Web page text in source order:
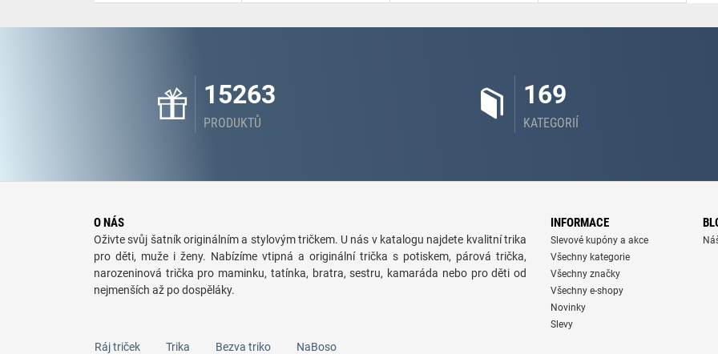
15263
PRODUKTŮ
169
KATEGORIÍ
O NÁS
Oživte svůj šatník originálním a stylovým tričkem. U nás v katalogu najdete kvalitní trika
pro děti, muže i ženy. Nabízíme vtipná a originální trička s potiskem, párová trička,
narozeninová trička pro maminku, tatínka, bratra, sestru, kamaráda nebo pro děti od
nejmenších až po dospěláky.
INFORMACE
Slevové kupóny a akce
Všechny kategorie
Všechny značky
Všechny e-shopy
Novinky
Slevy
Ráj triček Trika Bezva triko NaBoso